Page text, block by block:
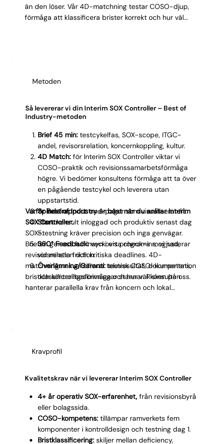
än den löser. Vår 4D-matchning testar COSO-djup,
förmåga att klassificera brister korrekt och hur väl
erfarenhet, inte generella controllerprofiler.
Metoden
Så levererar vi din Interim SOX Controller – Best of
Industry-metoden
Brief 45 min: testcykelfas, SOX-scope, ITGC-
andel, revisorsrelation, koncernkoppling, kultur.
4D Match: för Interim SOX Controller viktar vi
COSO-praktik och revisionssamarbetsförmåga
högre. Vi bedömer konsultens förmåga att ta över
en pågående testcykel och leverera utan
uppstartstid.
Spindelrapport:one-pager som visualiserar fit.
Start:konsult inloggad och produktiv senast dag
5.
360° Feedback:veckovisa check-ins, vi justerar
vid minsta friktion.
Överlämning/Garanti:testresultat, dokumentation
och kontrollbeskrivningar stannar. Risken på oss.
Varför Best of Industry är bäst när du anlitar Interim
SOX Controller:
SOX-testning kräver precision och inga genvägar.
Briefen ger oss full insyn i ert programs mognad,
revisorsrelation och kritiska deadlines. 4D-
matchningen kvantifierar teknisk COSO-kompetens,
bristklassificeringsförmåga och hur väl konsulten
hanterar parallella krav från koncern och lokal
dokumentation som den permanenta SOX Controllern
Kravprofil
Kvalitetskrav när vi levererar Interim SOX Controller
4+ år operativ SOX-erfarenhet,från revisionsbyrå
eller bolagssida.
COSO-kompetens:tillämpar ramverkets fem
komponenter i kontrolldesign och testning dag 1.
Bristklassificering:skiljer mellan deficiency,